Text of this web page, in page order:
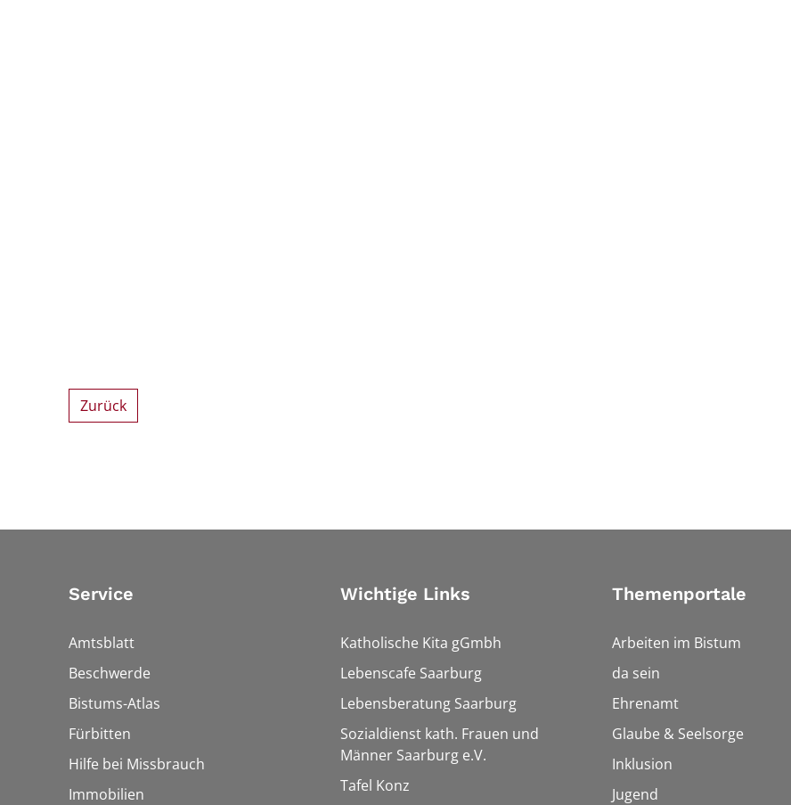
Zurück
Service
Amtsblatt
Beschwerde
Bistums-Atlas
Fürbitten
Hilfe bei Missbrauch
Immobilien
Wichtige Links
Katholische Kita gGmbh
Lebenscafe Saarburg
Lebensberatung Saarburg
Sozialdienst kath. Frauen und
Männer Saarburg e.V.
Tafel Konz
Themenportale
Arbeiten im Bistum
da sein
Ehrenamt
Glaube & Seelsorge
Inklusion
Jugend